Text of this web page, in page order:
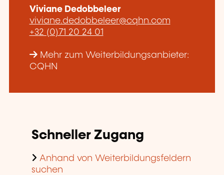
Viviane Dedobbeleer
viviane.dedobbeleer@cqhn.com
+32 (0)71 20 24 01
Mehr zum Weiterbildungsanbieter:
CQHN
Schneller Zugang
Anhand von Weiterbildungsfeldern
suchen